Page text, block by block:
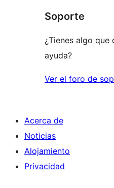
Soporte
¿Tienes algo que
ayuda?
Ver el foro de
Acerca de
Noticias
Alojamiento
Privacidad